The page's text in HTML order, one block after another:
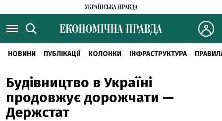
НОВИНИ ПУБЛІКАЦІЇ КОЛОНКИ ІНФРАСТРУКТУРА
Будівництво в Україні
продовжує дорожчати —
Держстат